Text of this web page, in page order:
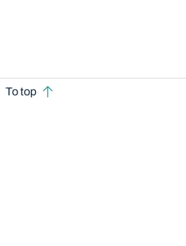
To top